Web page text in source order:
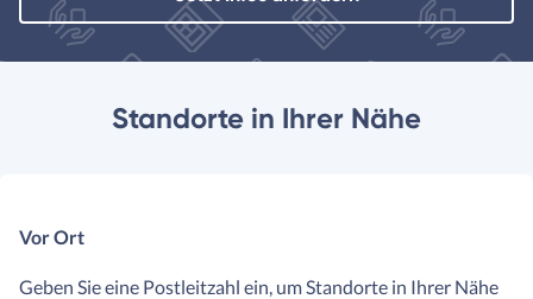
Standorte in Ihrer Nähe
Vor Ort
Geben Sie eine Postleitzahl ein, um Standorte in Ihrer Nähe